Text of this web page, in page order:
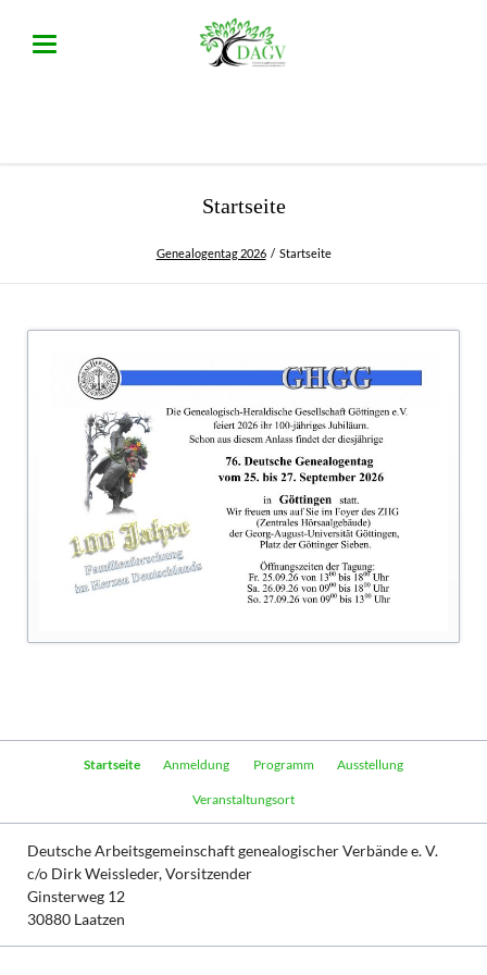
Startseite
Genealogentag 2026 Startseite
Navigation
Startseite Anmeldung Programm Ausstellung
Veranstaltungsort
Deutsche Arbeitsgemeinschaft genealogischer Verbände e. V.
c/o Dirk Weissleder, Vorsitzender
Ginsterweg 12
30880 Laatzen